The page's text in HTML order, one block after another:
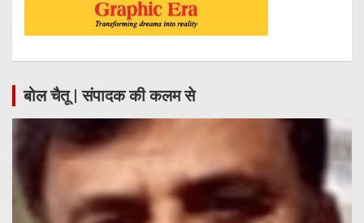
बोल चैतू | संपादक की कलम से